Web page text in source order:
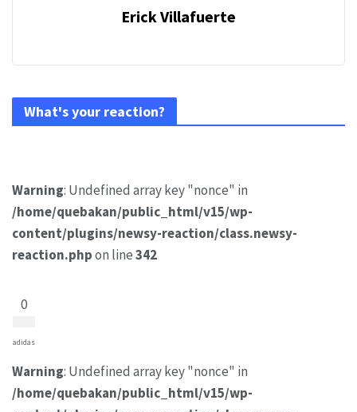
Erick Villafuerte
What's your reaction?
Warning: Undefined array key "nonce" in
/home/quebakan/public_html/v15/wp-
content/plugins/newsy-reaction/class.newsy-
reaction.phpon line342
0
adidas
Warning: Undefined array key "nonce" in
/home/quebakan/public_html/v15/wp-